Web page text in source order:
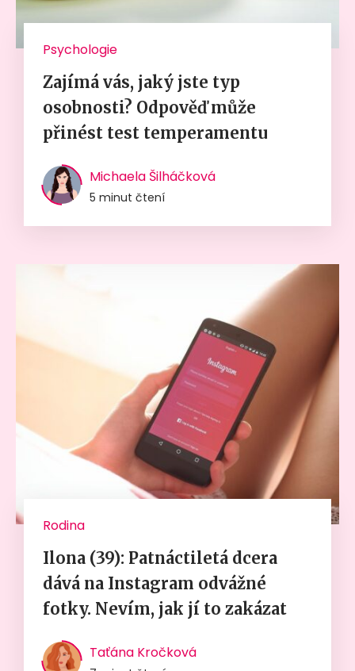
Psychologie
Zajímá vás, jaký jste typ
osobnosti? Odpověď může
přinést test temperamentu
Michaela Šilháčková
5 minut čtení
Rodina
Ilona (39): Patnáctiletá dcera
dává na Instagram odvážné
fotky. Nevím, jak jí to zakázat
Taťána Kročková